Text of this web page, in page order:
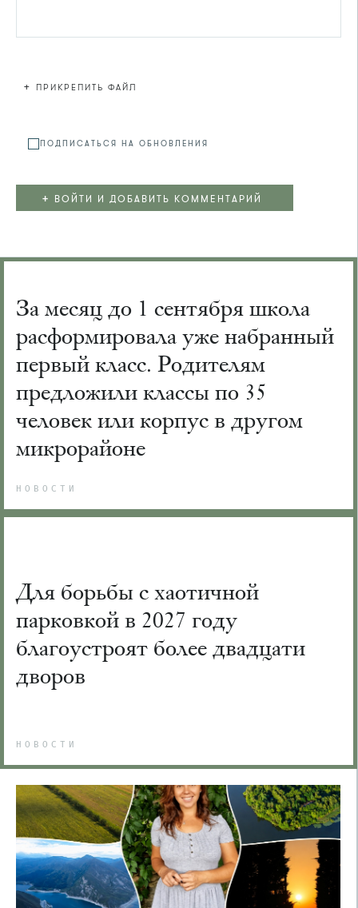
+ ПРИКРЕПИТЬ ФАЙЛ
ПОДПИСАТЬСЯ НА ОБНОВЛЕНИЯ
+ ВОЙТИ И ДОБАВИТЬ КОММЕНТАРИЙ
За месяц до 1 сентября школа
расформировала уже набранный
первый класс. Родителям
предложили классы по 35
человек или корпус в другом
микрорайоне
НОВОСТИ
Для борьбы с хаотичной
парковкой в 2027 году
благоустроят более двадцати
дворов
НОВОСТИ